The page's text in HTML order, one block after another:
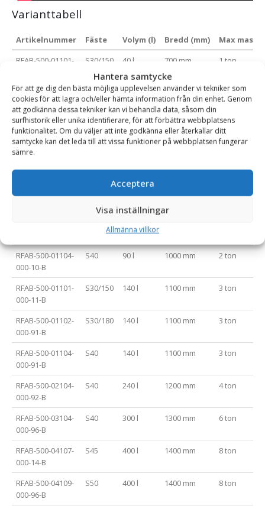
Hantera samtycke
För att ge dig den bästa möjliga upplevelsen använder vi tekniker som
cookies för att lagra och/eller hämta information från din enhet. Genom
att godkänna dessa tekniker kan vi behandla data, såsom din
surfhistorik eller unika identifierare, för att förbättra webbplatsens
funktionalitet. Om du väljer att inte godkänna eller återkallar ditt
samtycke kan det leda till att vissa funktioner på webbplatsen fungerar
sämre.
Acceptera
Visa inställningar
Allmänna villkor
Varianttabell
Artikelnummer Fäste Volym (l) Bredd (mm)
Max
RFAB-500-01101-
S30/150 40 l 700 mm 1 ton
RFAB-500-01102-
000-07-B
S30/180 40 l 700 mm 1 ton
RFAB-500-01101-
000-08-B
S30/150 60 l 800 mm 1 ton
RFAB-500-01102-
000-08-B
S30/150 90 l
RFAB-500-01104-
000-10-B
S40 90 l 1000 mm 2 ton
RFAB-500-01101-
000-11-B
S30/150 140 l 1100 mm 3 ton
RFAB-500-01102-
000-91-B
S30/180 140 l 1100 mm 3 ton
RFAB-500-01104-
000-91-B
S40 140 l 1100 mm 3 ton
RFAB-500-02104-
000-92-B
S40 240 l 1200 mm 4 ton
RFAB-500-03104-
000-96-B
S40 300 l 1300 mm 6 ton
RFAB-500-04107-
000-14-B
S45 400 l 1400 mm 8 ton
RFAB-500-04109-
000-96-B
S50 400 l 1400 mm 8 ton